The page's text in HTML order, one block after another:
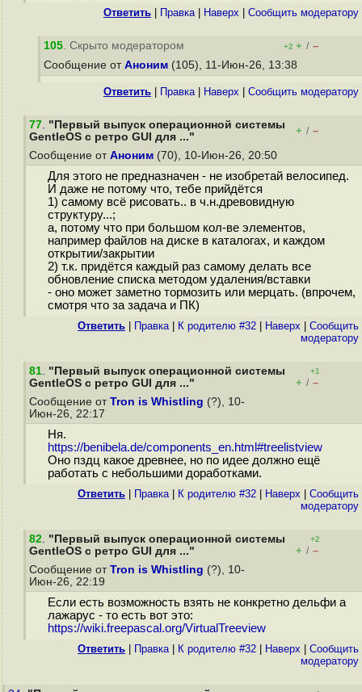
Ответить Правка| Наверх Cообщить модератору
105. Скрыто модератором +2 + / –
Сообщение от Аноним (105), 11-Июн-26, 13:38
Ответить Правка| Наверх Cообщить модератору
77. "Первый выпуск операционной системы
GentleOS с ретро GUI для ..."
+ / –
Сообщение от Аноним (70), 10-Июн-26, 20:50
Для этого не предназначен - не изобретай велосипед.
И даже не потому что, тебе прийдётся
1) самому всё рисовать.. в ч.н.древовидную
структуру...;
а, потому что при большом кол-ве элементов,
например файлов на диске в каталогах, и каждом
открытии/закрытии
2) т.к. придётся каждый раз самому делать все
обновление списка методом удаления/вставки
- оно может заметно тормозить или мерцать. (впрочем,
смотря что за задача и ПК)
Ответить Правка| К родителю #32 Наверх
Cообщить
модератору
81. "Первый выпуск операционной системы
GentleOS с ретро GUI для ..."
+1
+ / –
Сообщение от Tron is Whistling (?), 10-
Июн-26, 22:17
Ня.
https://benibela.de/components_en.html#treelistview
Оно пздц какое древнее, но по идее должно ещё
работать с небольшими доработками.
Ответить Правка| К родителю #32 Наверх
Cообщить
модератору
82. "Первый выпуск операционной системы
GentleOS с ретро GUI для ..."
+2
+ / –
Сообщение от Tron is Whistling (?), 10-
Июн-26, 22:19
Если есть возможность взять не конкретно дельфи а
лажарус - то есть вот это:
https://wiki.freepascal.org/VirtualTreeview
Ответить Правка| К родителю #32 Наверх
Cообщить
модератору